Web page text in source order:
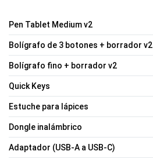
Pen Tablet Medium v2
Bolígrafo de 3 botones + borrador v2
Bolígrafo fino + borrador v2
Quick Keys
Estuche para lápices
Dongle inalámbrico
Adaptador (USB-A a USB-C)